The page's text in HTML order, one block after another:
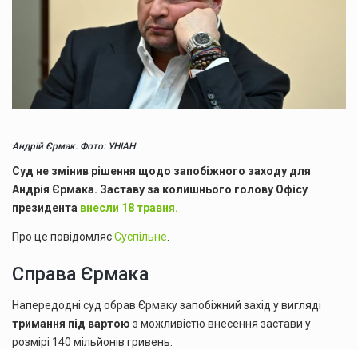
Андрій Єрмак. Фото: УНІАН
Суд не змінив рішення щодо запобіжного заходу для
Андрія Єрмака. Заставу за колишнього голову Офісу
президента внесли 18 травня.
Про це повідомляєСуспільне
Справа Єрмака
Напередодні суд обрав Єрмаку запобіжний захід у вигляді
тримання під вартою з можливістю внесення застави у
розмірі 140 мільйонів гривень.